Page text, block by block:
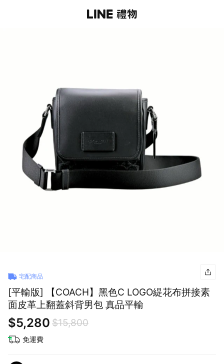
宅配商品
[平輸版] 【COACH】黑色C LOGO緹花布拼接素
面皮革上翻蓋斜背男包 真品平輸
$5,280 $15,800
免運費